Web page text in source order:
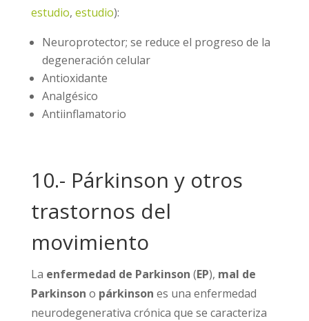
estudio, estudio):
Neuroprotector; se reduce el progreso de la
degeneración celular
Antioxidante
Analgésico
Antiinflamatorio
10.- Párkinson y otros
trastornos del
movimiento
La enfermedad de Parkinson (EP), mal de
Parkinson o párkinson es una enfermedad
neurodegenerativa crónica que se caracteriza